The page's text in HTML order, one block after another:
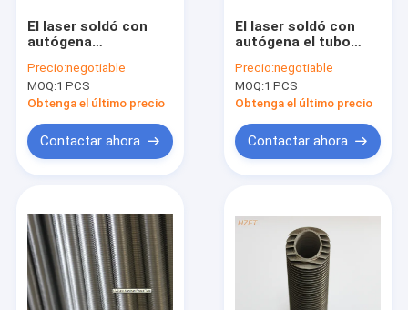
El laser soldó con
autógena
tubos aletados para
la recuperación de
calor residual en
condensación
Precio:negotiable
MOQ:1 PCS
Obtenga el último precio
Contactar ahora
El laser soldó con
autógena el tubo
inoxidable para el
refrigerador del
humo en plantas de
calor
Precio:negotiable
MOQ:1 PCS
Obtenga el último precio
Contactar ahora